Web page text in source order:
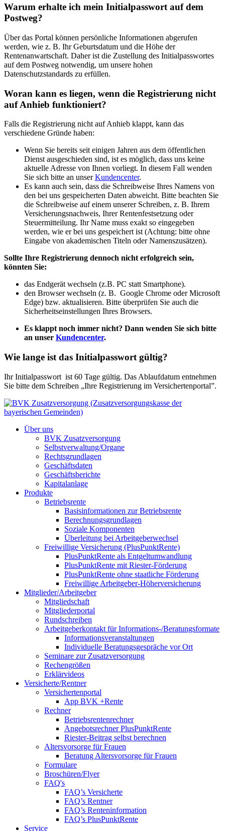
Warum erhalte ich mein Initialpasswort auf dem
Postweg?
Über das Portal können persönliche Informationen abgerufen
werden, wie z. B. Ihr Geburtsdatum und die Höhe der
Rentenanwartschaft. Daher ist die Zustellung des Initialpasswortes
auf dem Postweg notwendig, um unsere hohen
Datenschutzstandards zu erfüllen.
Woran kann es liegen, wenn die Registrierung nicht
auf Anhieb funktioniert?
Falls die Registrierung nicht auf Anhieb klappt, kann das
verschiedene Gründe haben:
Wenn Sie bereits seit einigen Jahren aus dem öffentlichen
Dienst ausgeschieden sind, ist es möglich, dass uns keine
aktuelle Adresse von Ihnen vorliegt. In diesem Fall wenden
Sie sich bitte an unserKundencenter.
Es kann auch sein, dass die Schreibweise Ihres Namens von
den bei uns gespeicherten Daten abweicht. Bitte beachten Sie
die Schreibweise auf einem unserer Schreiben, z. B. Ihrem
Versicherungsnachweis, Ihrer Rentenfestsetzung oder
Steuermitteilung. Ihr Name muss exakt so eingegeben
werden, wie er bei uns gespeichert ist (Achtung: bitte ohne
Eingabe von akademischen Titeln oder Namenszusätzen).
Sollte Ihre Registrierung dennoch nicht erfolgreich sein,
könnten Sie:
das Endgerät wechseln (z.B. PC statt Smartphone).
den Browser wechseln (z. B. Google Chrome oder Microsoft
Edge) bzw. aktualisieren. Bitte überprüfen Sie auch die
Sicherheitseinstellungen Ihres Browsers.
Es klappt noch immer nicht? Dann wenden Sie sich bitte
an unser Kundencenter.
Wie lange ist das Initialpasswort gültig?
Ihr Initialpasswort ist 60 Tage gültig. Das Ablaufdatum entnehmen
Sie bitte dem Schreiben „Ihre Registrierung im Versichertenportal”.
Über uns
BVK Zusatzversorgung
Selbstverwaltung/Organe
Rechtsgrundlagen
Geschäftsdaten
Geschäftsberichte
Kapitalanlage
Produkte
Betriebsrente
Basisinformationen zur Betriebsrente
Berechnungsgrundlagen
Soziale Komponenten
Überleitung bei Arbeitgeberwechsel
Freiwillige Versicherung (PlusPunktRente)
PlusPunktRente als Entgeltumwandlung
PlusPunktRente mit Riester-Förderung
PlusPunktRente ohne staatliche Förderung
Freiwillige Arbeitgeber-Höherversicherung
Mitglieder/Arbeitgeber
Mitgliedschaft
Mitgliederportal
Rundschreiben
Arbeitgeberkontakt für Informations-/Beratungsformate
Informationsveranstaltungen
Individuelle Beratungsgespräche vor Ort
Seminare zur Zusatzversorgung
Rechengrößen
Erklärvideos
Versicherte/Rentner
Versichertenportal
App BVK +Rente
Rechner
Betriebsrentenrechner
Angebotsrechner PlusPunktRente
Riester-Beitrag selbst berechnen
Altersvorsorge für Frauen
Beratung Altersvorsorge für Frauen
Formulare
Broschüren/Flyer
FAQ's
FAQ’s Versicherte
FAQ’s Rentner
FAQ’s Renteninformation
FAQ’s PlusPunktRente
Service